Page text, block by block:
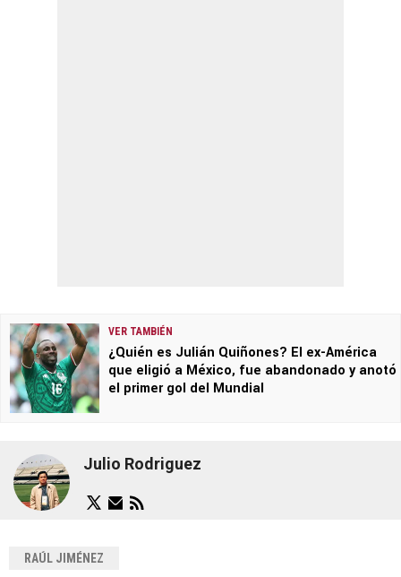
VER TAMBIÉN
¿Quién es Julián Quiñones? El ex-América
que eligió a México, fue abandonado y anotó
el primer gol del Mundial
Julio Rodriguez
RAÚL JIMÉNEZ